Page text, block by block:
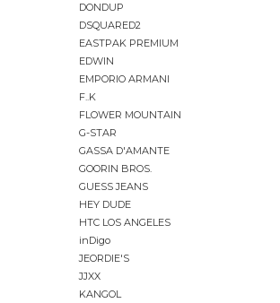
DONDUP
DSQUARED2
EASTPAK PREMIUM
EDWIN
EMPORIO ARMANI
F..K
FLOWER MOUNTAIN
G-STAR
GASSA D'AMANTE
GOORIN BROS.
GUESS JEANS
HEY DUDE
HTC LOS ANGELES
inDigo
JEORDIE'S
JJXX
KANGOL